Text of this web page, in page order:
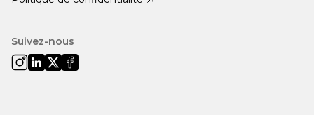
Suivez-nous